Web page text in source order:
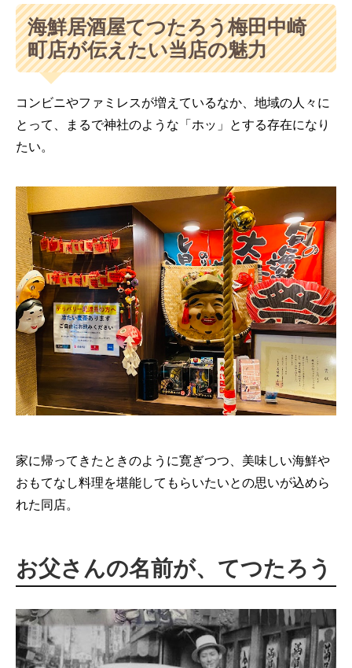
海鮮居酒屋てつたろう梅田中崎
町店が伝えたい当店の魅力
コンビニやファミレスが増えているなか、地域の人々に
とって、まるで神社のような「ホッ」とする存在になり
たい。
家に帰ってきたときのように寛ぎつつ、美味しい海鮮や
おもてなし料理を堪能してもらいたいとの思いが込めら
れた同店。
お父さんの名前が、てつたろう